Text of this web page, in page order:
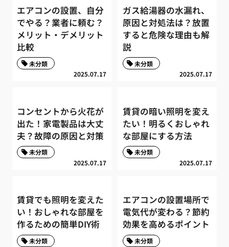
エアコンの設置、自分
でやる？業者に頼む？
メリット・デメリット
比較
2025.07.17
未分類
ガス給湯器の水漏れ、
原因と対処法は？放置
すると危険な理由も解
説
2025.07.17
未分類
コンセントから火花が
出た！家電製品は大丈
夫？故障の原因と対策
2025.07.17
未分類
賃貸の暗い照明を変え
たい！明るくおしゃれ
な部屋にする方法
2025.07.17
未分類
賃貸でも照明を変えた
い！おしゃれな部屋を
作るための簡単DIY術
未分類
エアコンの設置場所で
電気代が変わる？節約
効果を高めるポイント
未分類